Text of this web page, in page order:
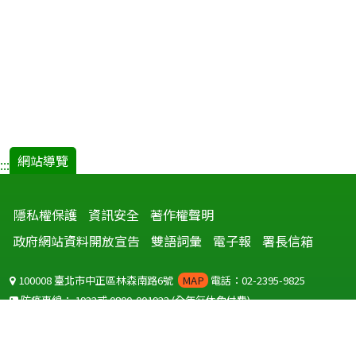
::: 網站導覽
隱私權保護 資訊安全 著作權聲明
政府網站資料開放宣告
雙語詞彙 電子報 署長信箱
100008 臺北市中正區林森南路6號 MAP 電話：02-2395-9825
防疫專線：1922或0800-001922(全年無休免付費)